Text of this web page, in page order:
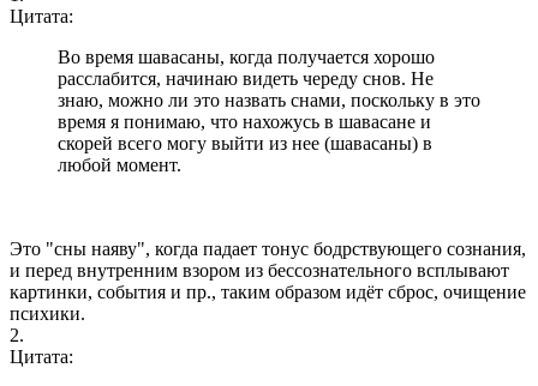
Цитата:
Во время шавасаны, когда получается хорошо
расслабится, начинаю видеть череду снов. Не
знаю, можно ли это назвать снами, поскольку в это
время я понимаю, что нахожусь в шавасане и
скорей всего могу выйти из нее (шавасаны) в
любой момент.
Это "сны наяву", когда падает тонус бодрствующего сознания,
и перед внутренним взором из бессознательного всплывают
картинки, события и пр., таким образом идёт сброс, очищение
психики.
2.
Цитата: